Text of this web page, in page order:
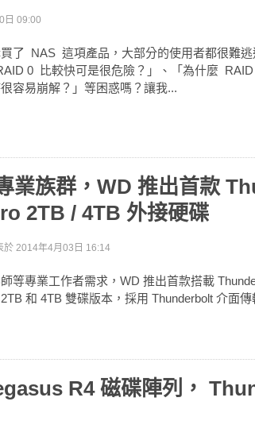
日 09:00
了 NAS 這項產品，大部分的使用者都很難
0 比較快可是很危險？」、「為什麼
容易崩解？」等困惑嗎？讓我...
業族群，WD 推出首款
2TB / 4TB 外接硬碟
於 2014年4月03日 16:14
等專業工作者需求，WD 推出首款搭載
和 4TB 雙碟版本，採用 Thunderbolt 介面
R4 磁碟陣列，